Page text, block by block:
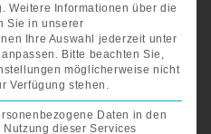
lässt sich mit nur einem
kann somit spielend
Mit dem vielfältigen
wir für jeden Kunden die
Antrieb und die starken
bis zu 60 km. So
Weitere Informationen über die
Sie in unserer
Ihre Auswahl jederzeit unter
Bitte beachten Sie,
möglicherweise nicht
Verfügung stehen.
Daten in den
dieser Services